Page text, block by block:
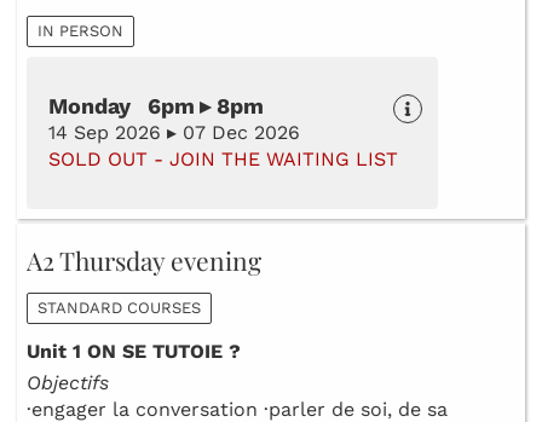
IN PERSON
Monday 6pm ▸ 8pm
14 Sep 2026 ▸ 07 Dec 2026
SOLD OUT - JOIN THE WAITING LIST
A2 Thursday evening
STANDARD COURSES
Unit 1 ON SE TUTOIE ?
Objectifs
·engager la conversation ·parler de soi, de sa